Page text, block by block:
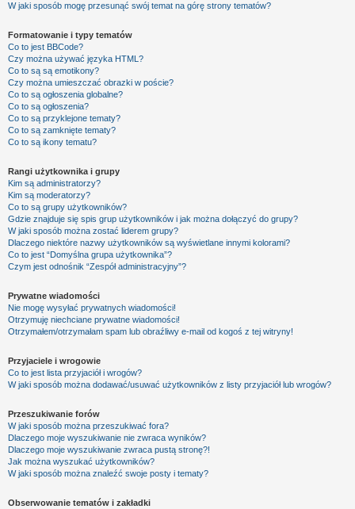
W jaki sposób mogę przesunąć swój temat na górę strony tematów?
Formatowanie i typy tematów
Co to jest BBCode?
Czy można używać języka HTML?
Co to są są emotikony?
Czy można umieszczać obrazki w poście?
Co to są ogłoszenia globalne?
Co to są ogłoszenia?
Co to są przyklejone tematy?
Co to są zamknięte tematy?
Co to są ikony tematu?
Rangi użytkownika i grupy
Kim są administratorzy?
Kim są moderatorzy?
Co to są grupy użytkowników?
Gdzie znajduje się spis grup użytkowników i jak można dołączyć do grupy?
W jaki sposób można zostać liderem grupy?
Dlaczego niektóre nazwy użytkowników są wyświetlane innymi kolorami?
Co to jest “Domyślna grupa użytkownika”?
Czym jest odnośnik “Zespół administracyjny”?
Prywatne wiadomości
Nie mogę wysyłać prywatnych wiadomości!
Otrzymuję niechciane prywatne wiadomości!
Otrzymałem/otrzymałam spam lub obraźliwy e-mail od kogoś z tej witryny!
Przyjaciele i wrogowie
Co to jest lista przyjaciół i wrogów?
W jaki sposób można dodawać/usuwać użytkowników z listy przyjaciół lub wrogów?
Przeszukiwanie forów
W jaki sposób można przeszukiwać fora?
Dlaczego moje wyszukiwanie nie zwraca wyników?
Dlaczego moje wyszukiwanie zwraca pustą stronę?!
Jak można wyszukać użytkowników?
W jaki sposób można znaleźć swoje posty i tematy?
Obserwowanie tematów i zakładki